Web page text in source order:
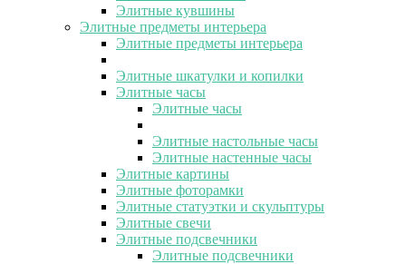
Элитные кувшины
Элитные предметы интерьера
Элитные предметы интерьера
Элитные шкатулки и копилки
Элитные часы
Элитные часы
Элитные настольные часы
Элитные настенные часы
Элитные картины
Элитные фоторамки
Элитные статуэтки и скульптуры
Элитные свечи
Элитные подсвечники
Элитные подсвечники